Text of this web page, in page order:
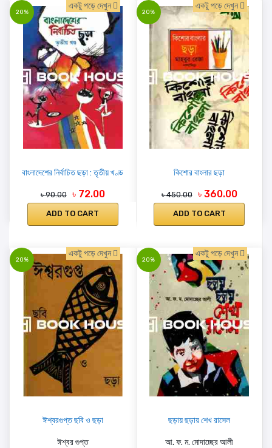
20%
একটু পড়ে দেখুন
বাংলাদেশের নির্বাচিত ছড়া : তৃতীয় খণ্ড
৳ 90.00 ৳ 72.00
ADD TO CART
20%
একটু পড়ে দেখুন
কিশোর বাংলার ছড়া
৳ 450.00 ৳ 360.00
ADD TO CART
20%
একটু পড়ে দেখুন
ঈশ্বরগুপ্ত ছবি ও ছড়া
ঈশ্বর গুপ্ত
20%
একটু পড়ে দেখুন
ছড়ায় ছড়ায় শেখ রাসেল
আ. ফ. ম. মোদাচ্ছের আলী